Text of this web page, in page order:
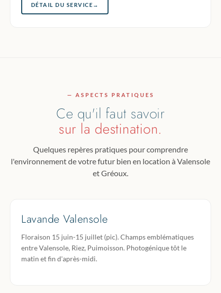
DÉTAIL DU SERVICE →
— ASPECTS PRATIQUES
Ce qu'il faut savoir
sur la destination.
Quelques repères pratiques pour comprendre
l'environnement de votre futur bien en location à Valensole
et Gréoux.
Lavande Valensole
Floraison 15 juin-15 juillet (pic). Champs emblématiques
entre Valensole, Riez, Puimoisson. Photogénique tôt le
matin et fin d'après-midi.